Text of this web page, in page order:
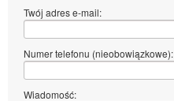
Twój adres e-mail:
Numer telefonu (nieobowiązkowe):
Wiadomość: